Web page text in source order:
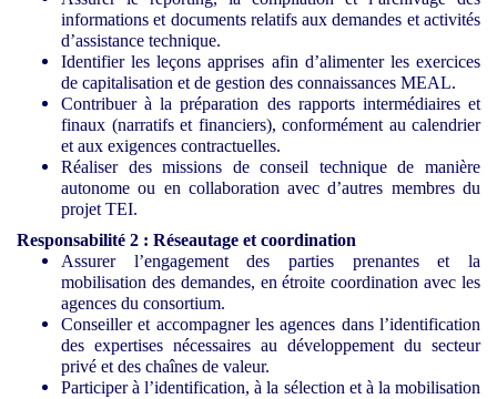
informations et documents relatifs aux demandes et activités
d’assistance technique.
Identifier les leçons apprises afin d’alimenter les exercices
de capitalisation et de gestion des connaissances MEAL.
Contribuer à la préparation des rapports intermédiaires et
finaux (narratifs et financiers), conformément au calendrier
et aux exigences contractuelles.
Réaliser des missions de conseil technique de manière
autonome ou en collaboration avec d’autres membres du
projet TEI.
Responsabilité 2 : Réseautage et coordination
Assurer l’engagement des parties prenantes et la
mobilisation des demandes, en étroite coordination avec les
agences du consortium.
Conseiller et accompagner les agences dans l’identification
des expertises nécessaires au développement du secteur
privé et des chaînes de valeur.
Participer à l’identification, à la sélection et à la mobilisation